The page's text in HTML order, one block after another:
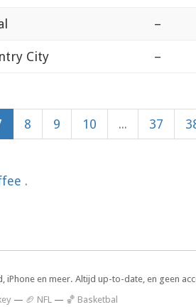
–
City –
8 9 10 ... 37
.
en meer. Altijd up-to-date, en geen
— 🏈 NFL — 🏀 Basketbal